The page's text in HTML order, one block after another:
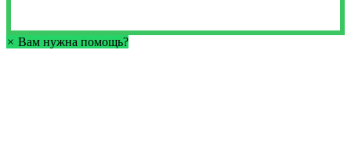
× Вам нужна помощь?